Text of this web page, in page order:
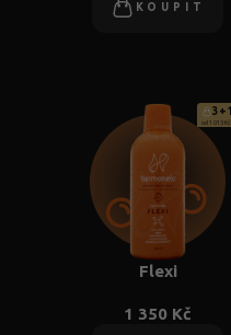
KOUPIT
3+1
od 1 013 Kč
Flexi
1 350 Kč